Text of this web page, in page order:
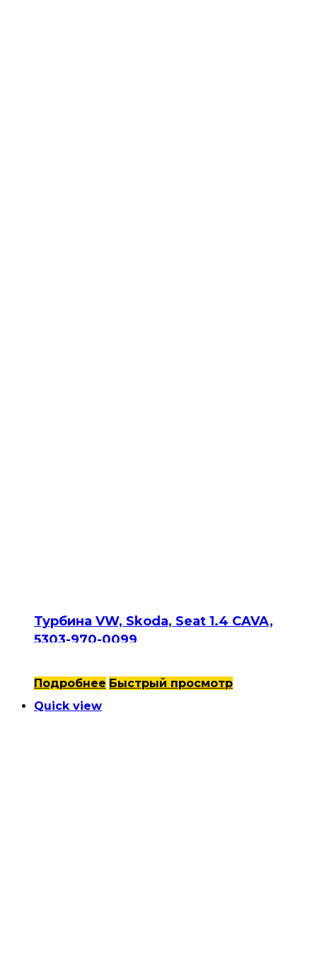
Турбина VW, Skoda, Seat 1.4 CAVA,
5303-970-0099
Подробнее Быстрый просмотр
Quick view